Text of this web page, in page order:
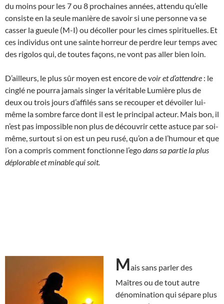
du moins pour les 7 ou 8 prochaines années, attendu qu’elle
consiste en la seule manière de savoir si une personne va se
casser la gueule (M-I) ou décoller pour les cimes spirituelles. Et
ces individus ont une sainte horreur de perdre leur temps avec
des rigolos qui, de toutes façons, ne vont pas aller bien loin.
D’ailleurs, le plus sûr moyen est encore devoir et d’attendre : le
cinglé ne pourra jamais singer la véritable Lumière plus de
deux ou trois jours d’affilés sans se recouper et dévoiler lui-
même la sombre farce dont il est le principal acteur. Mais bon, il
n’est pas impossible non plus de découvrir cette astuce par soi-
même, surtout si on est un peu rusé, qu’on a de l’humour et que
l’on a compris comment fonctionne l’egodans sa partie la plus
déplorable et minable qui soit.
Mais sans parler des
Maîtres ou de tout autre
dénomination qui sépare plus